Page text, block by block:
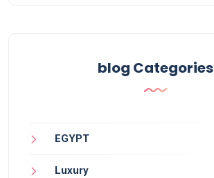
blog Categories
EGYPT
Luxury